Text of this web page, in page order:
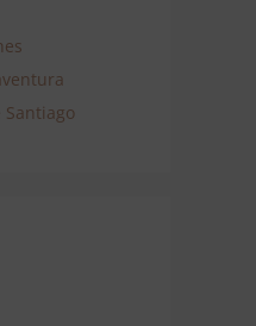
Santiago